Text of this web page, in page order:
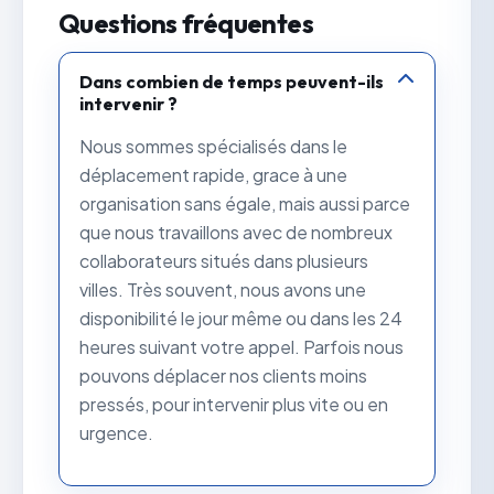
Questions fréquentes
Dans combien de temps peuvent-ils
intervenir ?
Nous sommes spécialisés dans le
déplacement rapide, grace à une
organisation sans égale, mais aussi parce
que nous travaillons avec de nombreux
collaborateurs situés dans plusieurs
villes. Très souvent, nous avons une
disponibilité le jour même ou dans les 24
heures suivant votre appel. Parfois nous
pouvons déplacer nos clients moins
pressés, pour intervenir plus vite ou en
urgence.